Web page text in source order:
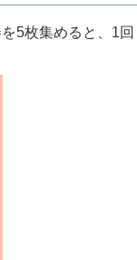
5枚集めると、1回